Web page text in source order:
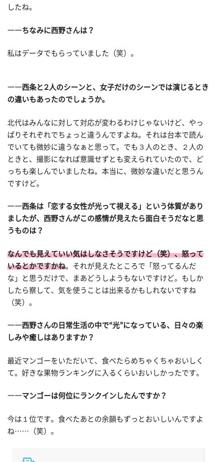
したね。
――ちなみに西野さんは？
私はデータでもらっていました（笑）。
――西条と２人のシーンと、女子だけのシーンでは演じるとき
の違いもあったのでしょうか。
北代はみんなに対して対応が変わるわけじゃないけど、やっ
ぱりそれぞれでちょっと違うんですよね。それは台本で読ん
でいても微妙に違うなぁと思って。でも３人のとき、２人の
ときと、撮影になれば意識せずとも変えられていたので、ど
っちも楽しんでいましたね。本当に、微妙な違いだと思うん
ですけど。
――西条は「恋する女性が光って視える」という体質があり
ましたが、西野さんがこの感情が見えたら面白そうだなと思
うものは？
なんでも見えていい気はしなさそうですけど（笑）、怒って
いるとかですかね。それが見えたところで「怒ってるんだ
な」と思うだけで、まあどうしようもないですけど。もしか
したら察して、気を使うことは出来るかもしれないですね
（笑）。
――西野さんの日常生活の中で“光”になっている、日々の楽
しみや癒しはありますか？
最近マンゴーをいただいて、食べたらめちゃくちゃおいしく
て。好きな果物ランキングに入るくらいおいしかったです。
――マンゴーは何位にランクインしたんですか？
今は１位です。食べたあとの余韻もずっとおいしいんですよ
ね……（笑）。